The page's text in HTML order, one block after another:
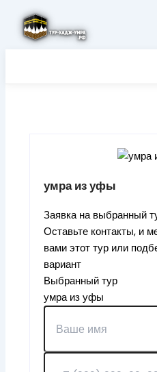
умра из уфы
Заявка на выбранный
Оставьте контакты, и
вами этот тур или
вариант
Выбранный тур
умра из уфы